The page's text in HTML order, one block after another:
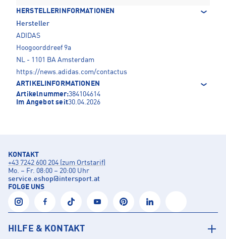
HERSTELLERINFORMATIONEN
Hersteller
ADIDAS
Hoogoorddreef 9a
NL - 1101 BA Amsterdam
https://news.adidas.com/contactus
ARTIKELINFORMATIONEN
Artikelnummer:384104614
Im Angebot seit30.04.2026
KONTAKT
+43 7242 600 204 (zum Ortstarif)
Mo. – Fr. 08:00 – 20:00 Uhr
service.eshop@intersport.at
FOLGE UNS
HILFE & KONTAKT